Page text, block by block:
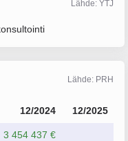
Lähde: YTJ
Lähde: PRH
12/2024 12/2025
3 454 437 €